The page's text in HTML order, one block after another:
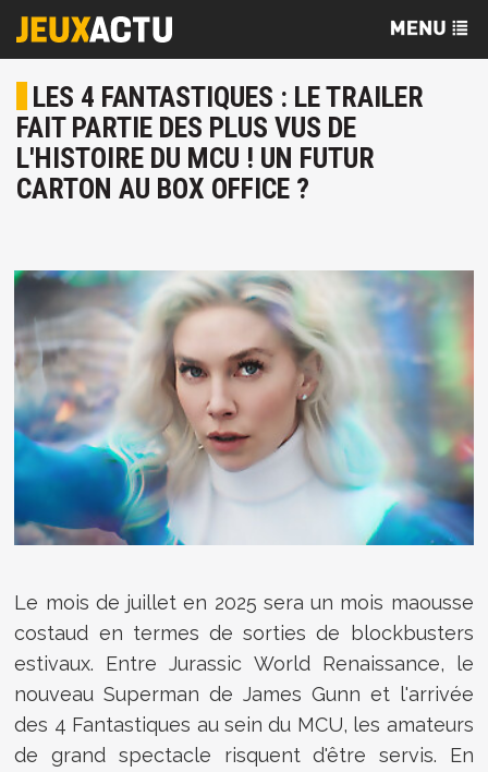
LES 4 FANTASTIQUES : LE TRAILER
FAIT PARTIE DES PLUS VUS DE
L'HISTOIRE DU MCU ! UN FUTUR
CARTON AU BOX OFFICE ?
Le mois de juillet en 2025 sera un mois maousse
costaud en termes de sorties de blockbusters
estivaux. Entre Jurassic World Renaissance, le
nouveau Superman de James Gunn et l'arrivée
des 4 Fantastiques au sein du MCU, les amateurs
de grand spectacle risquent d'être servis. En